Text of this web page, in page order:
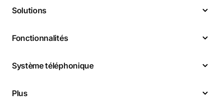
Solutions
Fonctionnalités
Système téléphonique
Plus